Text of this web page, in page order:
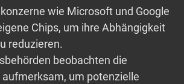
wie Microsoft und Google
Chips, um ihre Abhängigkeit
reduzieren.
beobachten die
um potenzielle